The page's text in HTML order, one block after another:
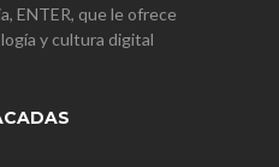
ENTER, que le ofrece
y cultura digital